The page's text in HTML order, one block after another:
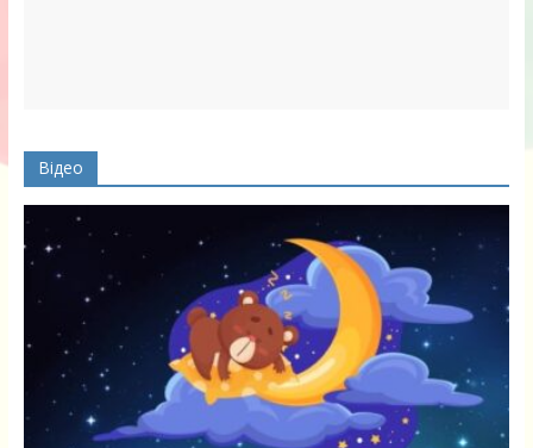
Відео